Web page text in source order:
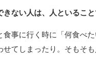
きない人は、人といるこ
食事に行く時に「何食べ
せてしまったり。そもそ